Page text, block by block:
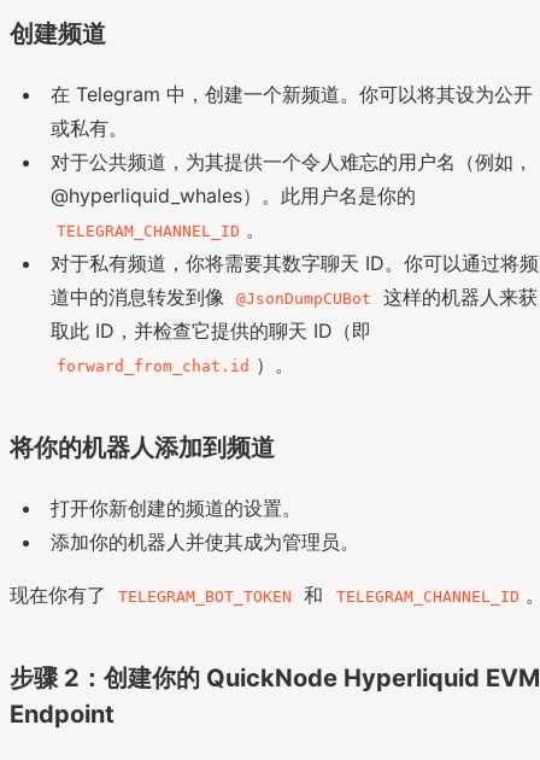
创建频道
在 Telegram 中，创建一个新频道。你可以将其设为公开
或私有。
对于公共频道，为其提供一个令人难忘的用户名（例如，
@hyperliquid_whales）。此用户名是你的
TELEGRAM_CHANNEL_ID 。
对于私有频道，你将需要其数字聊天 ID。你可以通过将频
道中的消息转发到像
@JsonDumpCUBot
这样的机器人来获
取此 ID，并检查它提供的聊天 ID（即
forward_from_chat.id ）。
将你的机器人添加到频道
打开你新创建的频道的设置。
添加你的机器人并使其成为管理员。
现在你有了 TELEGRAM_BOT_TOKEN 和 TELEGRAM_CHANNEL_ID
步骤 2：创建你的 QuickNode Hyperliquid EVM
Endpoint